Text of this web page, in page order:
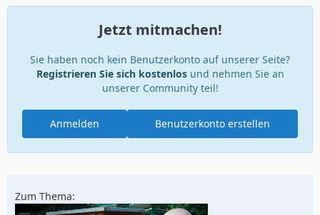
Jetzt mitmachen!
Sie haben noch kein Benutzerkonto auf unserer Seite?
Registrieren Sie sich kostenlosund nehmen Sie an
unserer Community teil!
Benutzerkonto erstellen
Anmelden
Zum Thema: